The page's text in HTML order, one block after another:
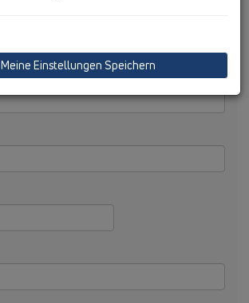
Meine Einstellungen Speichern